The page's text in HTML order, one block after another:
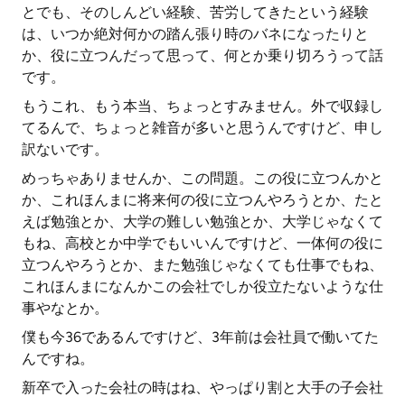
とでも、そのしんどい経験、苦労してきたという経験
は、いつか絶対何かの踏ん張り時のバネになったりと
か、役に立つんだって思って、何とか乗り切ろうって話
です。
もうこれ、もう本当、ちょっとすみません。外で収録し
てるんで、ちょっと雑音が多いと思うんですけど、申し
訳ないです。
めっちゃありませんか、この問題。この役に立つんかと
か、これほんまに将来何の役に立つんやろうとか、たと
えば勉強とか、大学の難しい勉強とか、大学じゃなくて
もね、高校とか中学でもいいんですけど、一体何の役に
立つんやろうとか、また勉強じゃなくても仕事でもね、
これほんまになんかこの会社でしか役立たないような仕
事やなとか。
僕も今36であるんですけど、3年前は会社員で働いてた
んですね。
新卒で入った会社の時はね、やっぱり割と大手の子会社